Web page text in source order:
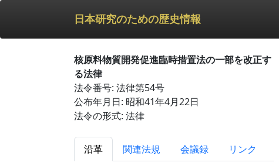
日本研究のための歴史情報
核原料物質開発促進臨時措置法の一部を改正す
る法律
法令番号: 法律第54号
公布年月日: 昭和41年4月22日
法令の形式: 法律
沿革 関連法規 会議録
リンク